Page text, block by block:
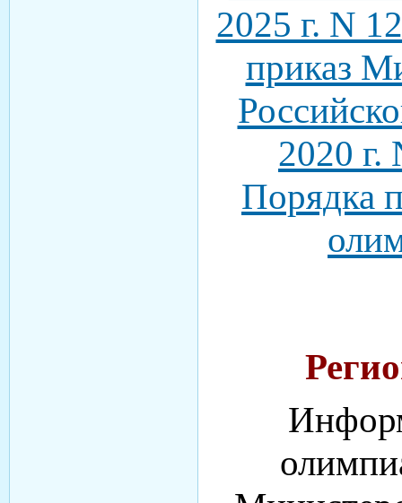
2025 г. N
приказ
2020
Порядка